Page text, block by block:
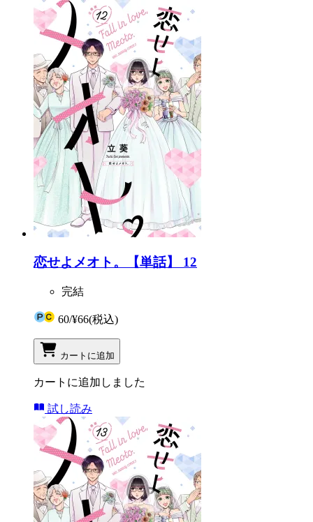
恋せよメオト。【単話】 12
完結
60/¥66(税込)
カートに追加
カートに追加しました
試し読み